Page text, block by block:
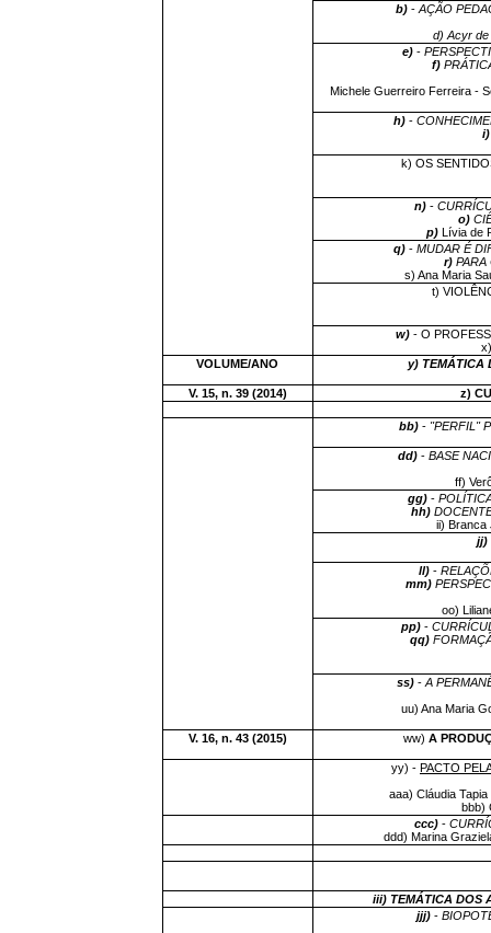
b)- AÇÃO
d) Acyr de
e)-
f)
Michele Guerreiro Ferreira -
h) -
i)
k) OS
n)-
o)
p)Lívia de
q)- MUDAR É
r)
s) Ana Maria
t)
w) - O
VOLUME/ANO
y) TEMÁTICA
V. 15, n. 39 (2014) z)
bb) - "PERFIL"
dd)- BASE
ff)
gg)-
hh)
ii) Branca
jj)
ll)-
mm)
oo)
pp) -
qq)
ss)- A
uu) Ana Maria
V. 16, n. 43 (2015) ww) A
yy) - PACTO
aaa) Cláudia
bbb)
ccc)-
ddd) Marina
iii) TEMÁTICA DOS
jjj)-